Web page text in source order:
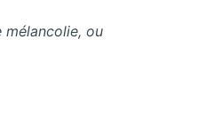
mélancolie, ou